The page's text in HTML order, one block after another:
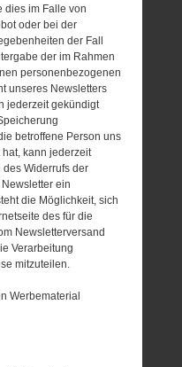
dies im Falle von
oder bei der
der Fall
der im Rahmen
personenbezogenen
unseres Newsletters
jederzeit gekündigt
betroffene Person uns
kann jederzeit
Widerrufs der
ein
die Möglichkeit, sich
des für die
Newsletterversand
Verarbeitung
mitzuteilen.
Werbematerial